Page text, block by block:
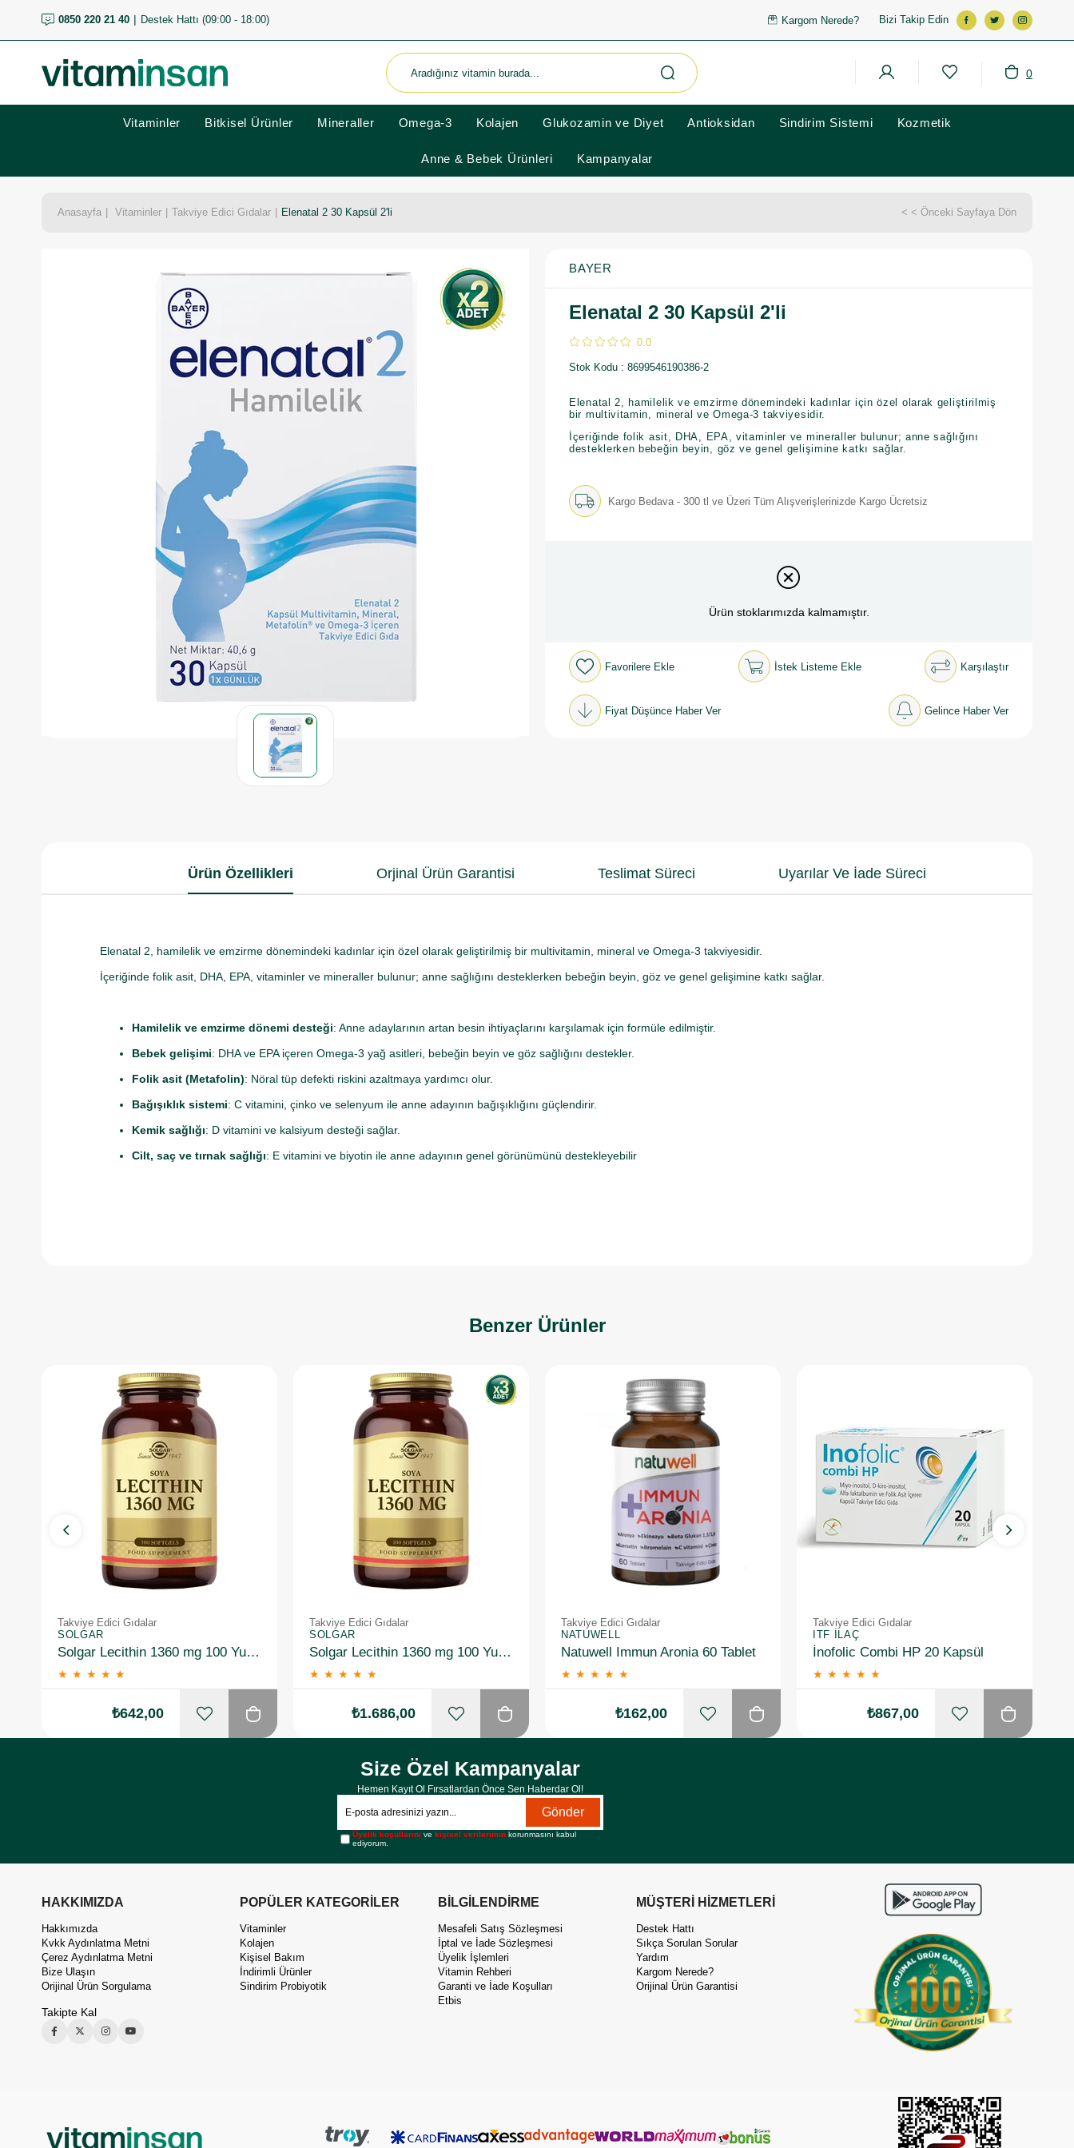
0850 220 21 40 Destek Hattı (09:00 - 18:00) Kargom Nerede? Bizi Takip Edin
0
Vitaminler Bitkisel Ürünler Mineraller Omega-3 Kolajen Glukozamin ve Diyet Antioksidan Sindirim Sistemi Kozmetik
Anne & Bebek Ürünleri Kampanyalar
Anasayfa Vitaminler Takviye Edici Gıdalar Elenatal 2 30 Kapsül 2'li < < Önceki Sayfaya Dön
BAYER
Elenatal 2 30 Kapsül 2'li
0.0
Stok Kodu 8699546190386-2
Elenatal 2, hamilelik ve emzirme dönemindeki kadınlar için özel olarak geliştirilmiş
bir multivitamin, mineral ve Omega-3 takviyesidir.
İçeriğinde folik asit, DHA, EPA, vitaminler ve mineraller bulunur; anne sağlığını
desteklerken bebeğin beyin, göz ve genel gelişimine katkı sağlar.
Kargo Bedava - 300 tl ve Üzeri Tüm Alışverişlerinizde Kargo Ücretsiz
Ürün stoklarımızda kalmamıştır.
Favorilere Ekle İstek Listeme Ekle Karşılaştır
Fiyat Düşünce Haber Ver Gelince Haber Ver
Ürün Özellikleri Orjinal Ürün Garantisi Teslimat Süreci Uyarılar Ve İade Süreci
Elenatal 2, hamilelik ve emzirme dönemindeki kadınlar için özel olarak geliştirilmiş bir multivitamin, mineral ve Omega-3 takviyesidir.
İçeriğinde folik asit, DHA, EPA, vitaminler ve mineraller bulunur; anne sağlığını desteklerken bebeğin beyin, göz ve genel gelişimine katkı sağlar.
Hamilelik ve emzirme dönemi desteği: Anne adaylarının artan besin ihtiyaçlarını karşılamak için formüle edilmiştir.
Bebek gelişimi: DHA ve EPA içeren Omega-3 yağ asitleri, bebeğin beyin ve göz sağlığını destekler.
Folik asit (Metafolin): Nöral tüp defekti riskini azaltmaya yardımcı olur.
Bağışıklık sistemi: C vitamini, çinko ve selenyum ile anne adayının bağışıklığını güçlendirir.
Kemik sağlığı: D vitamini ve kalsiyum desteği sağlar.
Cilt, saç ve tırnak sağlığı: E vitamini ve biyotin ile anne adayının genel görünümünü destekleyebilir
Benzer Ürünler
Takviye Edici Gıdalar
SOLGAR
Solgar Lecithin 1360 mg 100 Yumuşak Jelatin Kapsül
★ ★ ★ ★ ★
₺642,00
Takviye Edici Gıdalar
SOLGAR
Solgar Lecithin 1360 mg 100 Yumuşak Jelatin Kapsül 3 Adet
★ ★ ★ ★ ★
₺1.686,00
Takviye Edici Gıdalar
NATUWELL
Natuwell Immun Aronia 60 Tablet
★ ★ ★ ★ ★
₺162,00
Takviye Edici Gıdalar
ITF İLAÇ
İnofolic Combi HP 20 Kapsül
★ ★ ★ ★ ★
₺867,00
Size Özel Kampanyalar
Hemen Kayıt Ol Fırsatlardan Önce Sen Haberdar Ol!
Gönder
Üyelik koşullarını vekişisel verilerimin korunmasını kabul
ediyorum.
HAKKIMIZDA
Hakkımızda
Kvkk Aydınlatma Metni
Çerez Aydınlatma Metni
Bize Ulaşın
Orijinal Ürün Sorgulama
Takipte Kal
POPÜLER KATEGORİLER
Vitaminler
Kolajen
Kişisel Bakım
İndirimli Ürünler
Sindirim Probiyotik
BİLGİLENDİRME
Mesafeli Satış Sözleşmesi
İptal ve İade Sözleşmesi
Üyelik İşlemleri
Vitamin Rehberi
Garanti ve İade Koşulları
Etbis
MÜŞTERİ HİZMETLERİ
Destek Hattı
Sıkça Sorulan Sorular
Yardım
Kargom Nerede?
Orijinal Ürün Garantisi